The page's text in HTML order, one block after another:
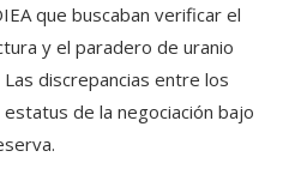
que buscaban verificar el
y el paradero de uranio
discrepancias entre los
de la negociación bajo